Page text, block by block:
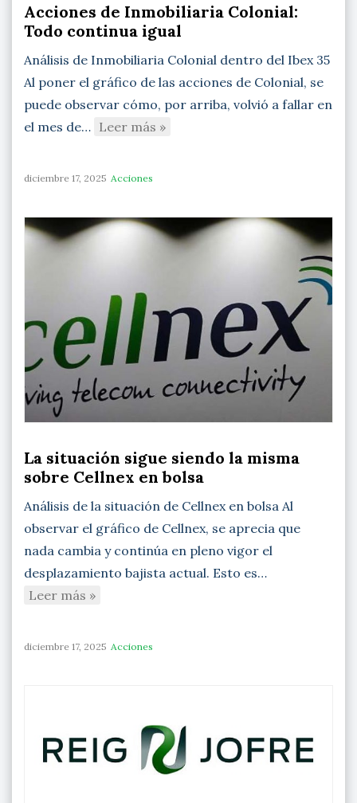
Acciones de Inmobiliaria Colonial:
Todo continua igual
Análisis de Inmobiliaria Colonial dentro del Ibex 35
Al poner el gráfico de las acciones de Colonial, se
puede observar cómo, por arriba, volvió a fallar en
el mes de… Leer más »
diciembre 17, 2025 Acciones
La situación sigue siendo la misma
sobre Cellnex en bolsa
Análisis de la situación de Cellnex en bolsa Al
observar el gráfico de Cellnex, se aprecia que
nada cambia y continúa en pleno vigor el
desplazamiento bajista actual. Esto es…
Leer más »
diciembre 17, 2025 Acciones